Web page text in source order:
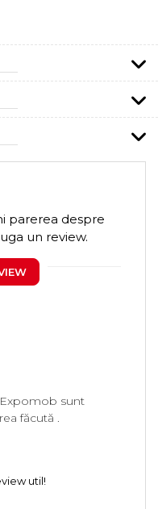
parerea despre
un review.
sunt
făcută .
util!